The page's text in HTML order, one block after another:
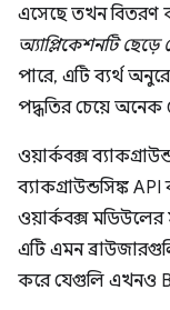
এসেছে তখন বিতরণ
অ্যাপ্লিকেশনটি
পারে, এটি ব্যর্থ
পদ্ধতির চেয়ে অনেক
ওয়ার্কবক্স
ব্যাকগ্রাউন্ডসিঙ্ক
ওয়ার্কবক্স
এটি এমন
করে যেগুলি এখনও